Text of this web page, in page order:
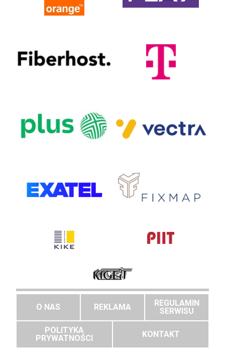
O NAS REKLAMA
REGULAMIN
SERWISU
POLITYKA
PRYWATNOŚCI
KONTAKT